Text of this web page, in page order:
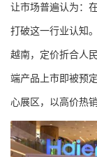
让市场普遍认为：
打破这一行业认知
越南，定价折合人
端产品上市即被预
心展区，以高价热